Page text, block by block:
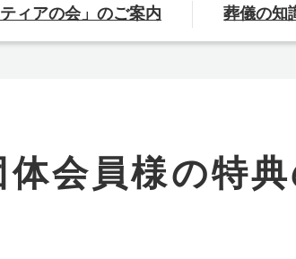
ティアの会」のご案内
へ
葬儀の知
てン企業』として「終活」をサポート
会員様の特